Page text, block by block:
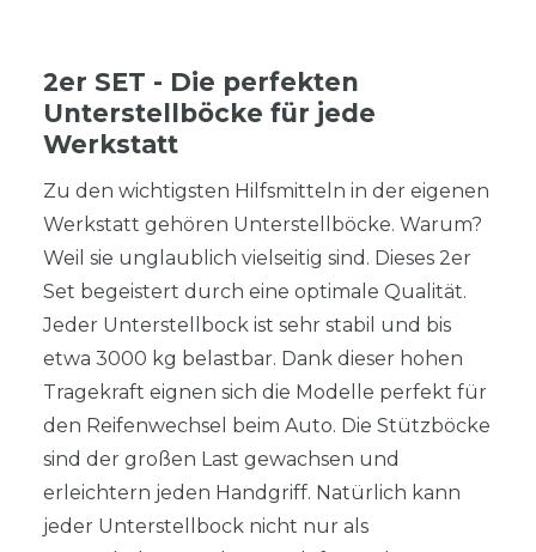
2er SET - Die perfekten
Unterstellböcke für jede
Werkstatt
Zu den wichtigsten Hilfsmitteln in der eigenen
Werkstatt gehören Unterstellböcke. Warum?
Weil sie unglaublich vielseitig sind. Dieses 2er
Set begeistert durch eine optimale Qualität.
Jeder Unterstellbock ist sehr stabil und bis
etwa 3000 kg belastbar. Dank dieser hohen
Tragekraft eignen sich die Modelle perfekt für
den Reifenwechsel beim Auto. Die Stützböcke
sind der großen Last gewachsen und
erleichtern jeden Handgriff. Natürlich kann
jeder Unterstellbock nicht nur als